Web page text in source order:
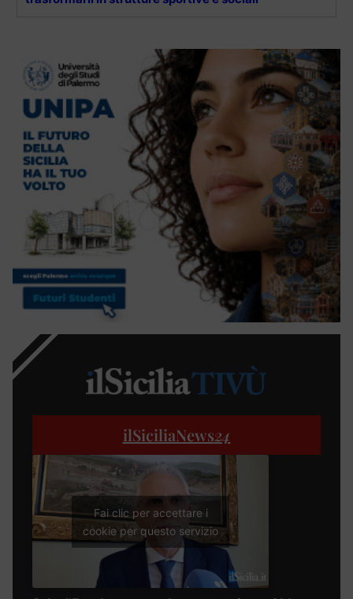
ilSiciliaNews24
Fai clic per accettare i
cookie per questo servizio